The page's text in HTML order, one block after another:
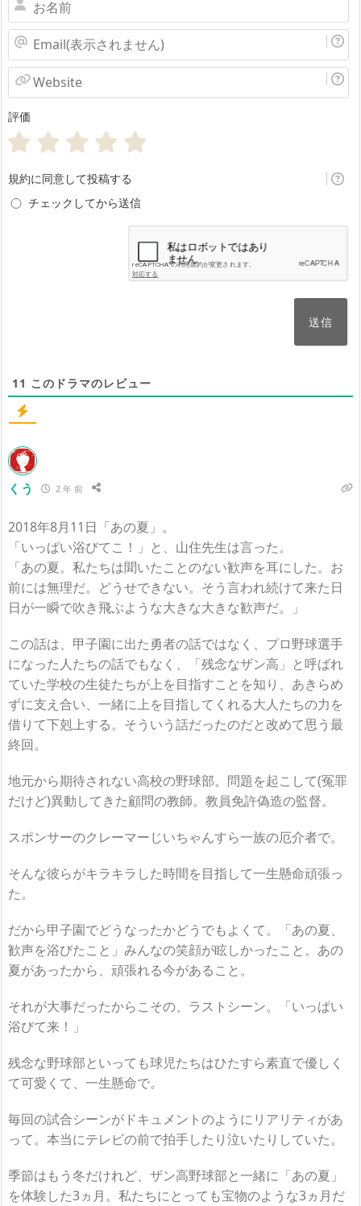
お
名
前
Email(表
示
さ
れ
ま
ん)
Website
評価
規約に同意して投稿する
チェックしてから送信
11 このドラマのレビュー
くう 2 年 前
2018年8月11日「あの夏」。
「いっぱい浴びてこ！」と、山住先生は言った。
「あの夏。私たちは聞いたことのない歓声を耳にした。お
前には無理だ。どうせできない。そう言われ続けて来た日
日が一瞬で吹き飛ぶような大きな大きな歓声だ。」
この話は、甲子園に出た勇者の話ではなく、プロ野球選手
になった人たちの話でもなく、「残念なザン高」と呼ばれ
ていた学校の生徒たちが上を目指すことを知り、あきらめ
ずに支え合い、一緒に上を目指してくれる大人たちの力を
借りて下剋上する。そういう話だったのだと改めて思う最
終回。
地元から期待されない高校の野球部。問題を起こして(冤罪
だけど)異動してきた顧問の教師。教員免許偽造の監督。
スポンサーのクレーマーじいちゃんすら一族の厄介者で。
そんな彼らがキラキラした時間を目指して一生懸命頑張っ
た。
だから甲子園でどうなったかどうでもよくて。「あの夏、
歓声を浴びたこと」みんなの笑顔が眩しかったこと。あの
夏があったから、頑張れる今があること。
それが大事だったからこその、ラストシーン。「いっぱい
浴びて来！」
残念な野球部といっても球児たちはひたすら素直で優しく
て可愛くて、一生懸命で。
毎回の試合シーンがドキュメントのようにリアリティがあ
って。本当にテレビの前で拍手したり泣いたりしていた。
季節はもう冬だけれど、ザン高野球部と一緒に「あの夏」
を体験した3ヵ月。私たちにとっても宝物のような3ヵ月だ